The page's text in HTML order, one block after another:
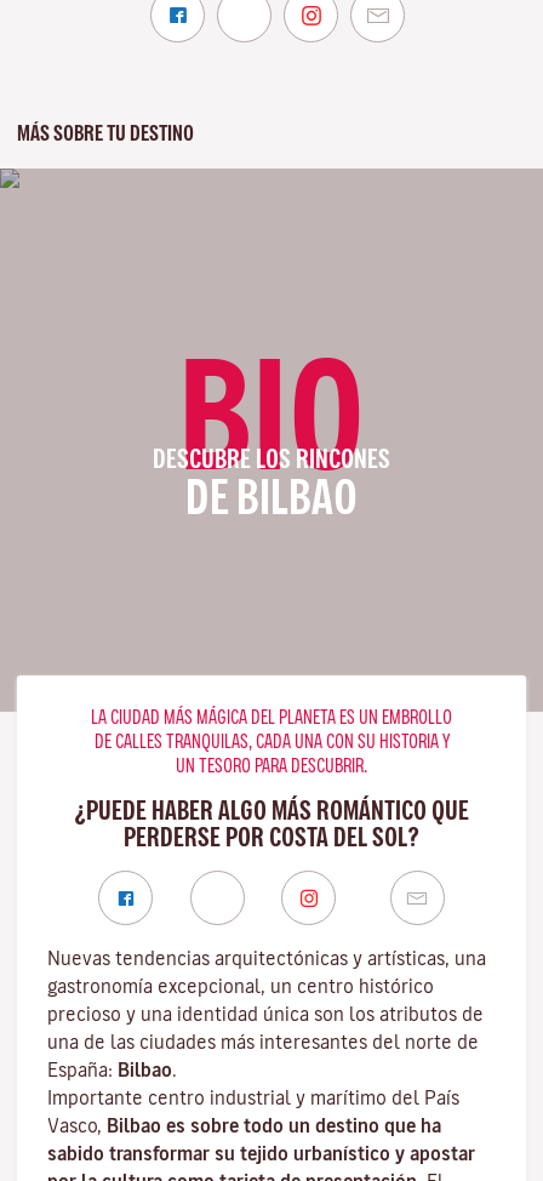
MÁS SOBRE TU DESTINO
BIO
DESCUBRE LOS RINCONES
DE BILBAO
LA CIUDAD MÁS MÁGICA DEL PLANETA ES UN EMBROLLO
DE CALLES TRANQUILAS, CADA UNA CON SU HISTORIA Y
UN TESORO PARA DESCUBRIR.
¿PUEDE HABER ALGO MÁS ROMÁNTICO QUE
PERDERSE POR COSTA DEL SOL?
Nuevas tendencias arquitectónicas y artísticas, una
gastronomía excepcional, un centro histórico
precioso y una identidad única son los atributos de
una de las ciudades más interesantes del norte de
España: Bilbao.
Importante centro industrial y marítimo del País
Vasco, Bilbao es sobre todo un destino que ha
sabido transformar su tejido urbanístico y apostar